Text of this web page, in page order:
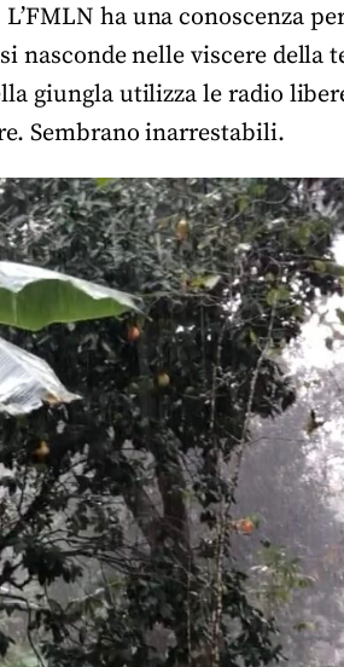
ha una conoscenza
nelle viscere della
giungla utilizza le radio
Sembrano inarrestabili.